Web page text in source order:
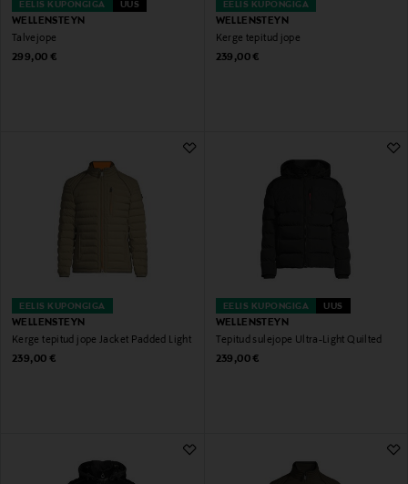
EELIS KUPONGIGA UUS
WELLENSTEYN
Talvejope
Original Price
299,00 €
EELIS KUPONGIGA
WELLENSTEYN
Kerge tepitud jope
Original Price
239,00 €
EELIS KUPONGIGA
WELLENSTEYN
Kerge tepitud jope Jacket Padded Light
Original Price
239,00 €
EELIS KUPONGIGA UUS
WELLENSTEYN
Tepitud sulejope Ultra-Light Quilted
Original Price
239,00 €